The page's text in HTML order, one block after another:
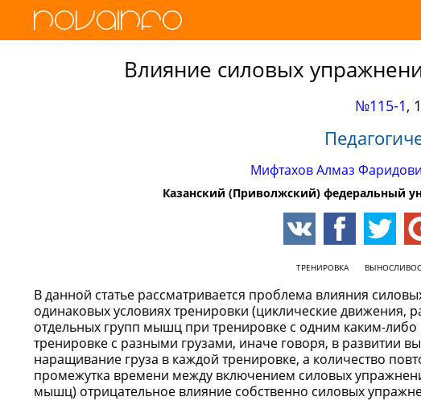
Влияние силовых
№115-1,
Мифтахов Алмаз
Казанский (Приволжский) федеральный
ТРЕНИРОВКА
В данной статье рассматривается проблема влияния
одинаковых условиях тренировки (циклические движения,
отдельных групп мышц при тренировке с одним каким-
тренировке с разными грузами, иначе говоря, в развитии
наращивание груза в каждой тренировке, а количество
промежутка времени между включением силовых
мышц) отрицательное влияние собственно силовых